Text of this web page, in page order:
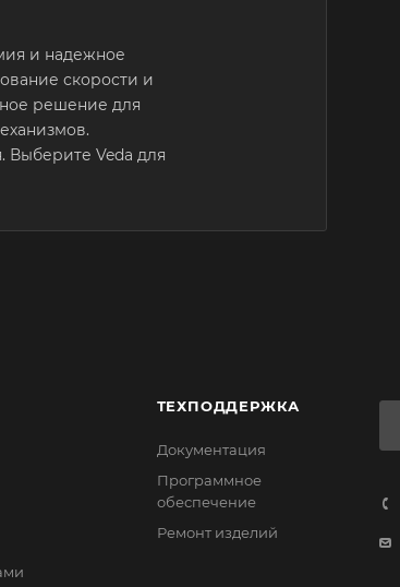
и надежное
скорости и
решение для
Выберите Veda для
ТЕХПОДДЕРЖКА
Документация
Программное
обеспечение
Ремонт изделий